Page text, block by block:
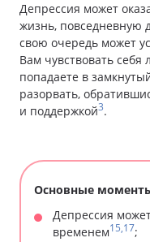
Депрессия может
жизнь, повседневную
свою очередь может
Вам чувствовать себя
попадаете в
разорвать,
и поддержкой3.
Основные
Депрессия
временем15,17;